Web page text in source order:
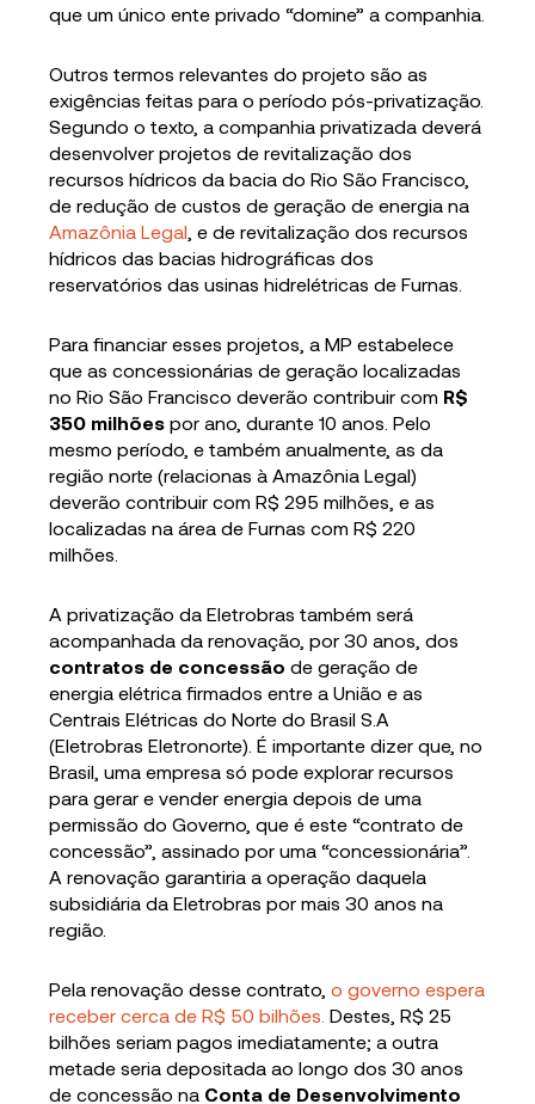
que um único ente privado “domine” a companhia.
Outros termos relevantes do projeto são as
exigências feitas para o período pós-privatização.
Segundo o texto, a companhia privatizada deverá
desenvolver projetos de revitalização dos
recursos hídricos da bacia do Rio São Francisco,
de redução de custos de geração de energia na
Amazônia Legal , e de revitalização dos recursos
hídricos das bacias hidrográﬁcas dos
reservatórios das usinas hidrelétricas de Furnas.
Para financiar esses projetos, a MP estabelece
que as concessionárias de geração localizadas
no Rio São Francisco deverão contribuir com R$
350 milhões por ano, durante 10 anos. Pelo
mesmo período, e também anualmente, as da
região norte (relacionas à Amazônia Legal)
deverão contribuir com R$ 295 milhões, e as
localizadas na área de Furnas com R$ 220
milhões.
A privatização da Eletrobras também será
acompanhada da renovação, por 30 anos, dos
contratos de concessão de geração de
energia elétrica firmados entre a União e as
Centrais Elétricas do Norte do Brasil S.A
(Eletrobras Eletronorte). É importante dizer que, no
Brasil, uma empresa só pode explorar recursos
para gerar e vender energia depois de uma
permissão do Governo, que é este “contrato de
concessão”, assinado por uma “concessionária”.
A renovação garantiria a operação daquela
subsidiária da Eletrobras por mais 30 anos na
região.
Pela renovação desse contrato,o governo espera
receber cerca de R$ 50 bilhões. Destes, R$ 25
bilhões seriam pagos imediatamente; a outra
metade seria depositada ao longo dos 30 anos
de concessão na Conta de Desenvolvimento